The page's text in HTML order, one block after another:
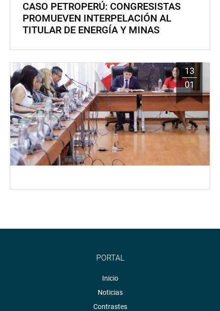
CASO PETROPERÚ: CONGRESISTAS
PROMUEVEN INTERPELACIÓN AL
TITULAR DE ENERGÍA Y MINAS
13
01
PORTAL
Inicio
Noticias
Contrastes